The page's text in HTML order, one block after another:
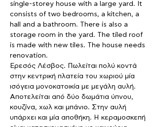
single-storey house with a large yard. It
consists of two bedrooms, a kitchen, a
hall and a bathroom. There is also a
storage room in the yard. The tiled roof
is made with new tiles. The house needs
renovation.
Ερεσός Λέσβος. Πωλείται πολύ κοντά
στην κεντρική πλατεία του χωριού μία
ισόγεια μονοκατοικία με μεγάλη αυλή.
Αποτελείται από δύο δωμάτια ύπνου,
κουζίνα, χωλ και μπάνιο. Στην αυλή
υπάρχει και μία αποθήκη. Η κεραμοσκεπή